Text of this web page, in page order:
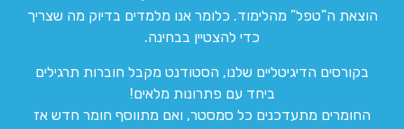
הוצאת ה”טפל” מהלימוד. כלומר אנו מלמדים בדיוק מה שצריך
כדי להצטיין בבחינה.
בקורסים הדיגיטליים שלנו, הסטודנט מקבל חוברות תרגילים
ביחד עם פתרונות מלאים!
החומרים מתעדכנים כל סמסטר, ואם מתווסף חומר חדש אז